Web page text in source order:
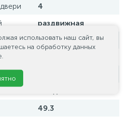
4
раздвижная
сатин
49.3
использовать наш сайт, вы
на обработку данных